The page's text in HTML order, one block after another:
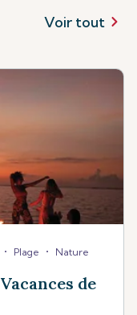
Voir tout
• Plage • Nature
de